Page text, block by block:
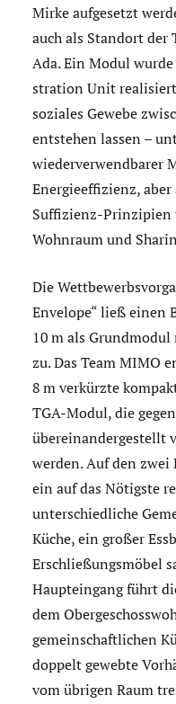
Mirke aufgesetzt
auch als Standort der
Ada. Ein Modul
stration Unit
soziales Gewebe
entstehen lassen –
wiederverwendbarer
Energieeffizienz,
Suffizienz-
Wohnraum und
Die
Envelope“ ließ einen
10 m als
zu. Das Team MIMO
8 m verkürzte
TGA-Modul, die
übereinandergestellt
werden. Auf den
ein auf das Nötigste
unterschiedliche
Küche, ein großer
Erschließungsmöbel
Haupteingang führt
dem
gemeinschaftlichen
doppelt gewebte
vom übrigen Raum